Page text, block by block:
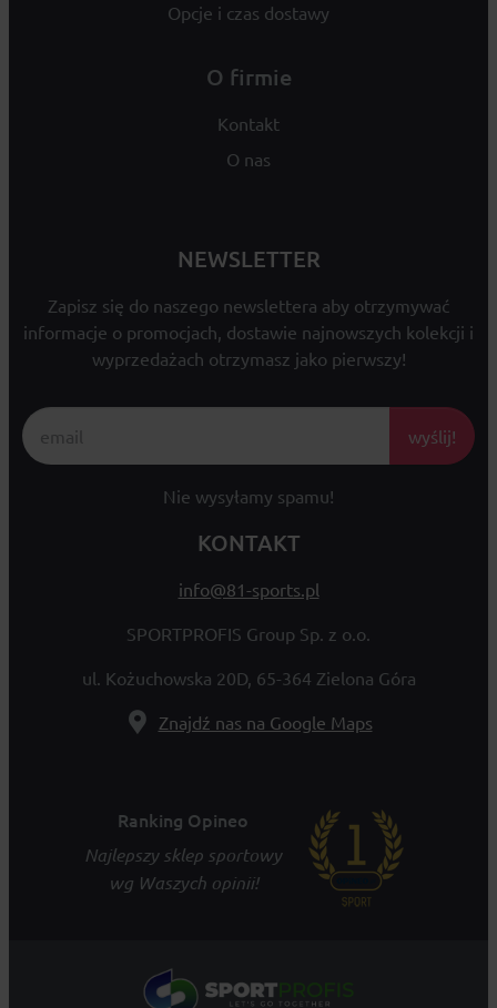
Opcje i czas dostawy
O firmie
Kontakt
O nas
NEWSLETTER
Zapisz się do naszego newslettera aby otrzymywać
informacje o promocjach, dostawie najnowszych kolekcji i
wyprzedażach otrzymasz jako pierwszy!
wyślij!
Nie wysyłamy spamu!
KONTAKT
info@81-sports.pl
SPORTPROFIS Group Sp. z o.o.
ul. Kożuchowska 20D, 65-364 Zielona Góra
Znajdź nas na Google Maps
Ranking Opineo
Najlepszy sklep sportowy
wg Waszych opinii!